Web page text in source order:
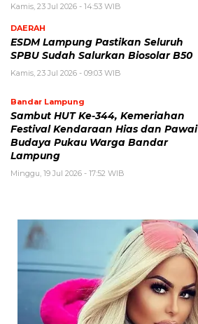
Kamis, 23 Jul 2026 - 14:53 WIB
DAERAH
ESDM Lampung Pastikan Seluruh
SPBU Sudah Salurkan Biosolar B50
Kamis, 23 Jul 2026 - 09:03 WIB
Bandar Lampung
Sambut HUT Ke-344, Kemeriahan
Festival Kendaraan Hias dan Pawai
Budaya Pukau Warga Bandar
Lampung
Minggu, 19 Jul 2026 - 17:52 WIB